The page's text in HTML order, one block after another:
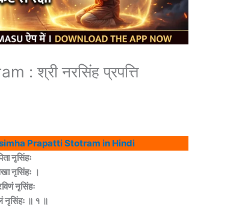
श्री नरसिंह प्रपत्ति
Narsimha Prapatti Stotram in Hindi
नृसिंहः
नृसिंहः ।
नृसिंहः
नृसिंहः ॥ १ ॥